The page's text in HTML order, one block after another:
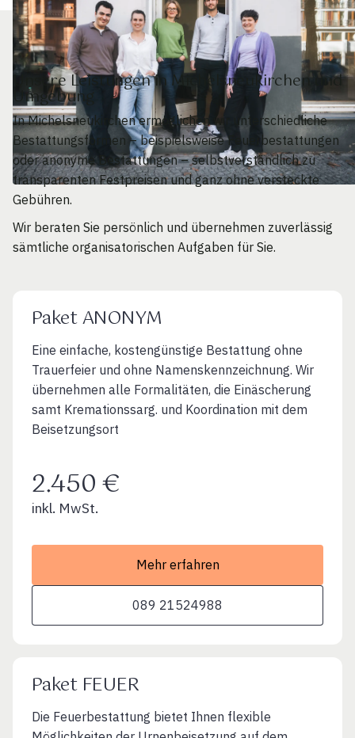
Unsere Leistungen in Michelsneukirchen und
Umgebung
In Michelsneukirchen ermöglichen wir unterschiedliche
Bestattungsformen – beispielsweise Feuerbestattungen
oder anonyme Bestattungen – selbstverständlich zu
transparenten Festpreisen und ganz ohne versteckte
Gebühren.
Wir beraten Sie persönlich und übernehmen zuverlässig
sämtliche organisatorischen Aufgaben für Sie.
Paket ANONYM
Eine einfache, kostengünstige Bestattung ohne
Trauerfeier und ohne Namenskennzeichnung. Wir
übernehmen alle Formalitäten, die Einäscherung
samt Kremationssarg. und Koordination mit dem
Beisetzungsort
2.450 €
inkl. MwSt.
Mehr erfahren
089 21524988
Paket FEUER
Die Feuerbestattung bietet Ihnen flexible